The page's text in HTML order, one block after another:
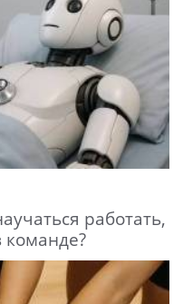
работать,
команде?